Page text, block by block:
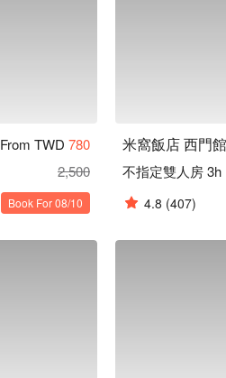
From TWD 780
2,500
Book For 08/10
米窩飯店 西門館
不指定雙人房 3h
4.8 (407)